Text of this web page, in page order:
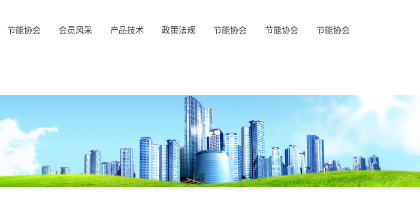
节能协会 会员风采 产品技术 政策法规 节能协会 节能协会 节能协会